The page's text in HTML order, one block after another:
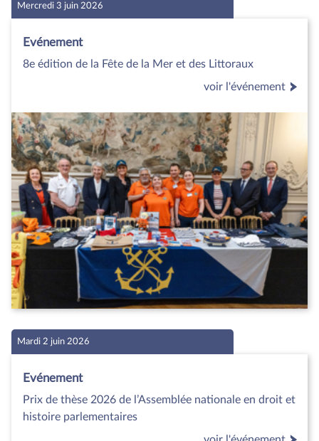
Mercredi 3 juin 2026
Evénement
8e édition de la Fête de la Mer et des Littoraux
voir l'événement
Mardi 2 juin 2026
Evénement
Prix de thèse 2026 de l’Assemblée nationale en droit et
histoire parlementaires